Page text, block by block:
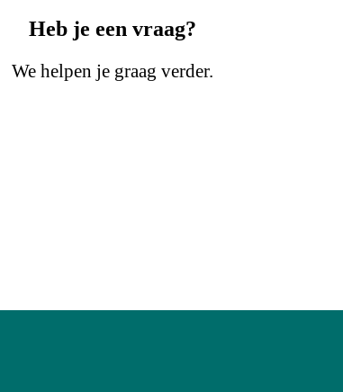
Heb je een vraag?
We helpen je graag verder.